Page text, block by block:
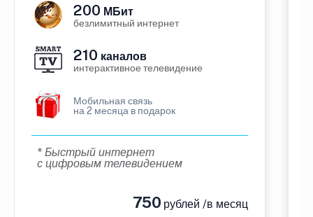
200 МБит
безлимитный интернет
210 каналов
интерактивное телевидение
Мобильная связь
на 2 месяца в подарок
* Быстрый интернет
с цифровым телевидением
750 рублей /в месяц